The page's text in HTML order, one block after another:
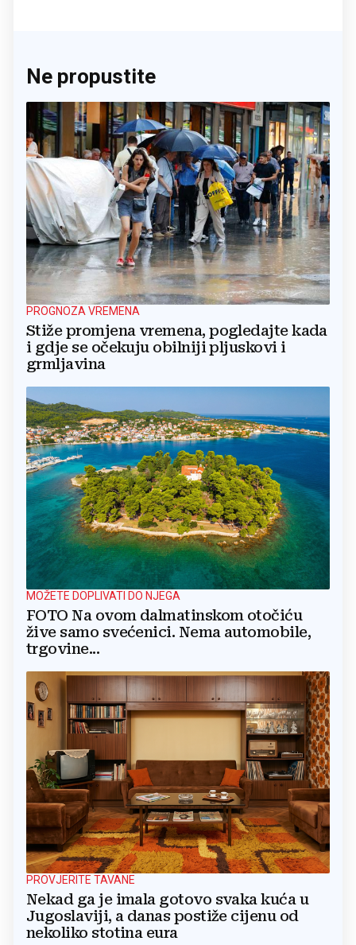
Ne propustite
PROGNOZA VREMENA
Stiže promjena vremena, pogledajte kada
i gdje se očekuju obilniji pljuskovi i
grmljavina
MOŽETE DOPLIVATI DO NJEGA
FOTO Na ovom dalmatinskom otočiću
žive samo svećenici. Nema automobile,
trgovine...
PROVJERITE TAVANE
Nekad ga je imala gotovo svaka kuća u
Jugoslaviji, a danas postiže cijenu od
nekoliko stotina eura